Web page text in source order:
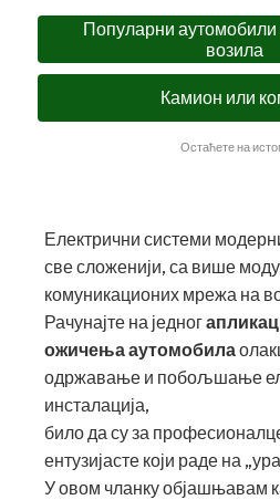
Популарни аутомобили
возила
Камион или
Остаћете на
Електрични системи
све сложенији, са више
комуникационих мрежа на
Рачунајте на једног
ожичења аутомобила
одржавање и побољшање
инсталација,
било да су за
ентузијасте који раде на
У овом чланку објашњавам